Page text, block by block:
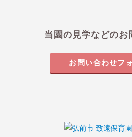
当園の見学などのお
お問い合わせフ